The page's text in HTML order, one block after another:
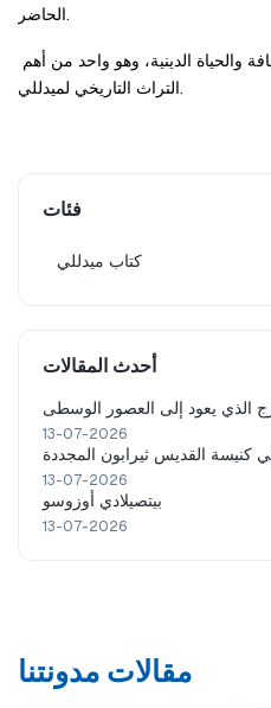
الحاضر.
التراث التاريخي لميدللي.
فئات
كتاب ميدللي
أحدث المقالات
الذي يعود إلى العصور الوسطى
13-07-2026
كنيسة القديس ثيرابون المجددة
13-07-2026
بيتصيلادي أوزوسو
13-07-2026
مقالات مدونتنا